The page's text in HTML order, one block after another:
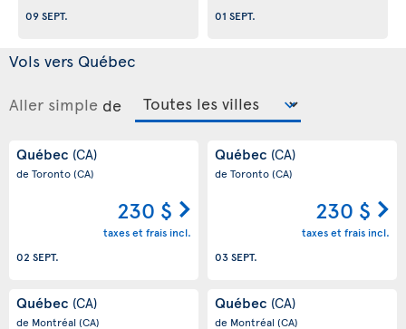
09 SEPT.
01 SEPT.
Vols vers Québec
Aller simple de
Québec (CA)
de Toronto(CA)
230 $
taxes et frais incl.
02 SEPT.
Québec (CA)
de Toronto(CA)
230 $
taxes et frais incl.
03 SEPT.
Québec (CA)
de Montréal(CA)
Québec (CA)
de Montréal(CA)